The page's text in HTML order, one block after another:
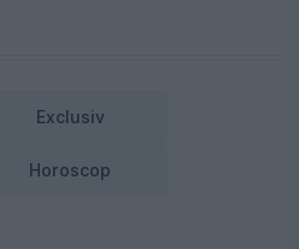
Exclusiv
Horoscop